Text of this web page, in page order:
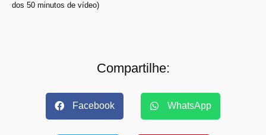
dos 50 minutos de vídeo)
Compartilhe:
Facebook WhatsApp